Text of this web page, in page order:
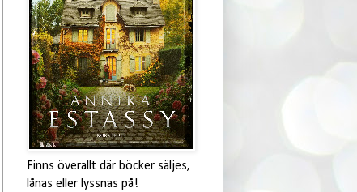
Finns överallt där böcker säljes,
lånas eller lyssnas på!